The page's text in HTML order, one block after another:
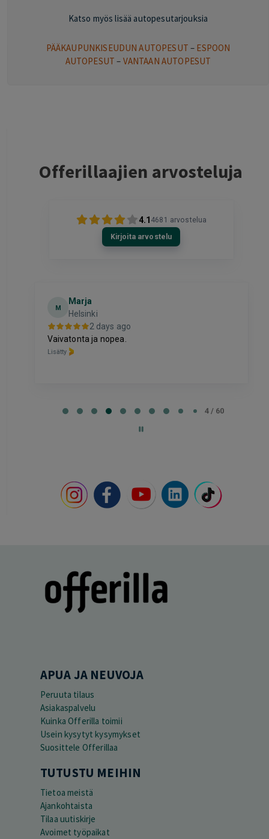
Katso myös lisää autopesutarjouksia
PÄÄKAUPUNKISEUDUN AUTOPESUT – ESPOON
AUTOPESUT – VANTAAN AUTOPESUT
Offerillaajien arvosteluja
4.1 4681 arvostelua
Kirjoita arvostelu
T
Toni
Espoo
2 days ago
Hinta palvelulle oli hyvä, ja ostaminen oli selkeää
ja vaivatonta
4 / 60
APUA JA NEUVOJA
Peruuta tilaus
Asiakaspalvelu
Kuinka Offerilla toimii
Usein kysytyt kysymykset
Suosittele Offerillaa
TUTUSTU MEIHIN
Tietoa meistä
Ajankohtaista
Tilaa uutiskirje
Avoimet työpaikat